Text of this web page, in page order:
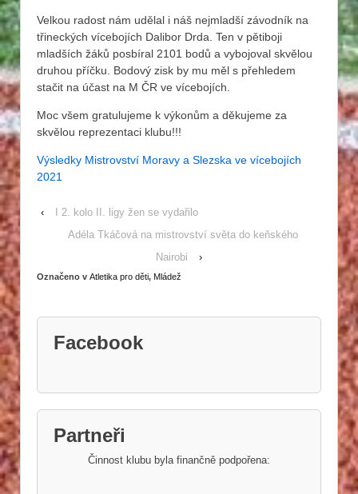
Velkou radost nám udělal i náš nejmladší závodník na
třineckých vícebojích Dalibor Drda. Ten v pětiboji
mladších žáků posbíral 2101 bodů a vybojoval skvělou
druhou příčku. Bodový zisk by mu měl s přehledem
stačit na účast na M ČR ve vícebojích.
Moc všem gratulujeme k výkonům a děkujeme za
skvělou reprezentaci klubu!!!
Výsledky Mistrovství Moravy a Slezska ve vícebojích
2021
‹
I 2. kolo II. ligy žen se vydařilo
Adéla Tkáčová na mistrovství světa do keňského
Nairobi
›
Označeno v Atletika pro děti, Mládež
Facebook
Partneři
Činnost klubu byla finančně podpořena: